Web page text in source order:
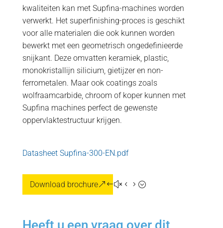
kwaliteiten kan met Supfina-machines worden
verwerkt. Het superfinishing-proces is geschikt
voor alle materialen die ook kunnen worden
bewerkt met een geometrisch ongedefinieerde
snijkant. Deze omvatten keramiek, plastic,
monokristallijn silicium, gietijzer en non-
ferrometalen. Maar ook coatings zoals
wolfraamcarbide, chroom of koper kunnen met
Supfina machines perfect de gewenste
oppervlaktestructuur krijgen.
Datasheet Supfina-300-EN.pdf
Download brochure
Heeft u een vraag over dit